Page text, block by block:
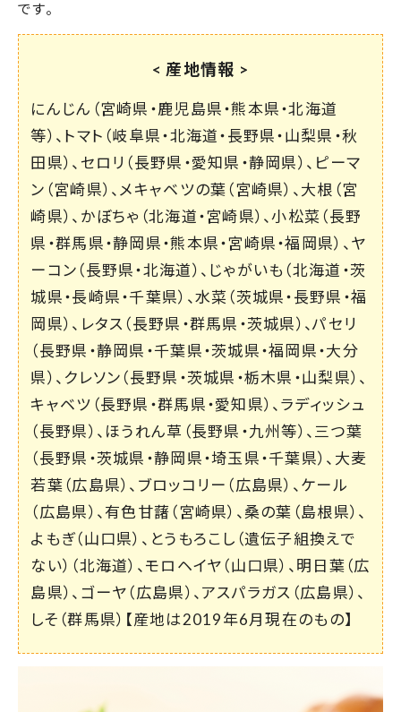
です。
< 産地情報 >
にんじん（宮崎県・鹿児島県・熊本県・北海道
等）、トマト（岐阜県・北海道・長野県・山梨県・秋
田県）、セロリ（長野県・愛知県・静岡県）、ピーマ
ン（宮崎県）、メキャベツの葉（宮崎県）、大根（宮
崎県）、かぼちゃ（北海道・宮崎県）、小松菜（長野
県・群馬県・静岡県・熊本県・宮崎県・福岡県）、ヤ
ーコン（長野県・北海道）、じゃがいも（北海道・茨
城県・長崎県・千葉県）、水菜（茨城県・長野県・福
岡県）、レタス（長野県・群馬県・茨城県）、パセリ
（長野県・静岡県・千葉県・茨城県・福岡県・大分
県）、クレソン（長野県・茨城県・栃木県・山梨県）、
キャベツ（長野県・群馬県・愛知県）、ラディッシュ
（長野県）、ほうれん草（長野県・九州等）、三つ葉
（長野県・茨城県・静岡県・埼玉県・千葉県）、大麦
若葉（広島県）、ブロッコリー（広島県）、ケール
（広島県）、有色甘藷（宮崎県）、桑の葉（島根県）、
よもぎ（山口県）、とうもろこし（遺伝子組換えで
ない）（北海道）、モロヘイヤ（山口県）、明日葉（広
島県）、ゴーヤ（広島県）、アスパラガス（広島県）、
しそ（群馬県）【産地は2019年6月現在のもの】